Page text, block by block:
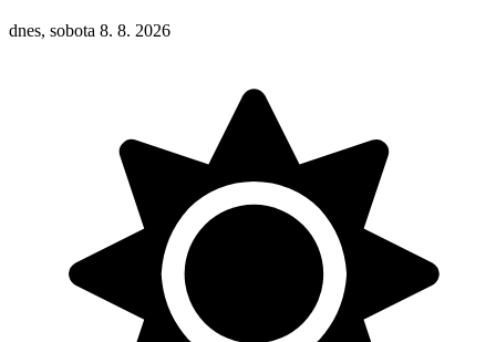
dnes, sobota 8. 8. 2026